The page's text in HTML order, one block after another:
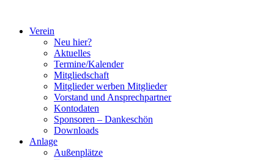
springenVerein
Neu hier?
Aktuelles
Termine/Kalender
Mitgliedschaft
Mitglieder werben Mitglieder
Vorstand und Ansprechpartner
Kontodaten
Sponsoren – Dankeschön
Downloads
Anlage
Außenplätze